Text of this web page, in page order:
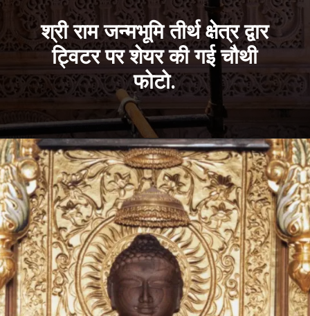
श्री राम जन्मभूमि तीर्थ क्षेत्र द्वार
ट्विटर पर शेयर की गई चौथी
फोटो.
Openinghttps://t.me/hindimeinjaankari22